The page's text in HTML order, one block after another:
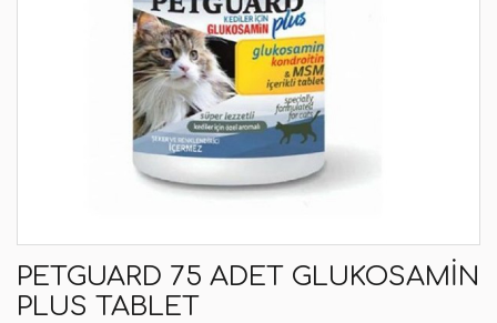
PETGUARD 75 ADET GLUKOSAMIN
PLUS TABLET